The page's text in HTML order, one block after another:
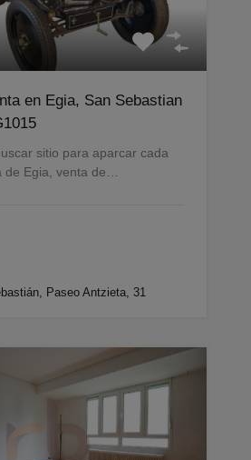
en Egia, San Sebastian
sitio para aparcar cada
Egia, venta de…
Paseo Antzieta, 31